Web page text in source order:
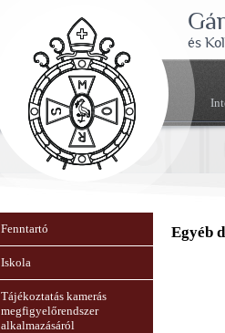
és
Fenntartó
Iskola
Tájékoztatás kamerás
megfigyelőrendszer
alkalmazásáról
Egyéb